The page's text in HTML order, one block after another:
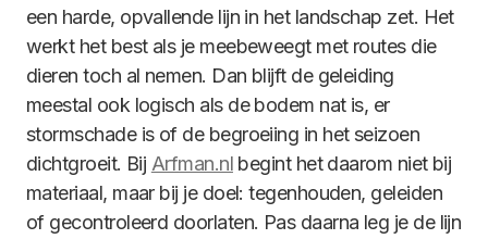
een harde, opvallende lijn in het landschap zet. Het
werkt het best als je meebeweegt met routes die
dieren toch al nemen. Dan blijft de geleiding
meestal ook logisch als de bodem nat is, er
stormschade is of de begroeiing in het seizoen
dichtgroeit. Bij Arfman.nlbegint het daarom niet bij
materiaal, maar bij je doel: tegenhouden, geleiden
of gecontroleerd doorlaten. Pas daarna leg je de lijn